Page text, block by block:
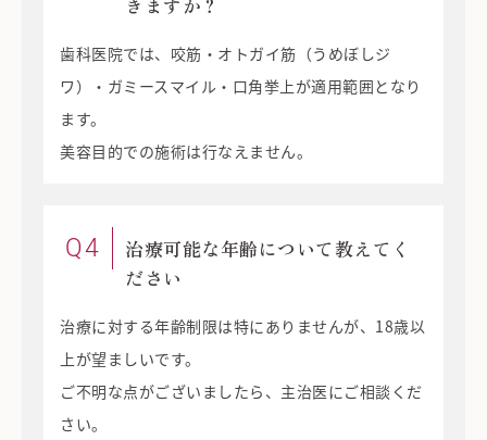
歯科医院では、咬筋・オトガイ筋（うめぼしジ
ワ）・ガミースマイル・口角挙上が適用範囲となり
ます。
美容目的での施術は行なえません。
Q4
治療可能な年齢について教えてく
ださい
治療に対する年齢制限は特にありませんが、18歳以
上が望ましいです。
ご不明な点がございましたら、主治医にご相談くだ
さい。